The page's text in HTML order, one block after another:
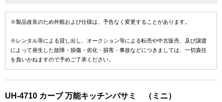
※製品改良のため外観および仕様は、予告なく変更することがあります。
※レンタル等による貸し出し、オークション等による転売や中古販売、及び譲渡
によって発生した故障・損傷・劣化・損害・事故などにつきましては、一切責任
を負いかねますので予めご了承ください。
UH-4710 カーブ 万能キッチンバサミ （ミニ）